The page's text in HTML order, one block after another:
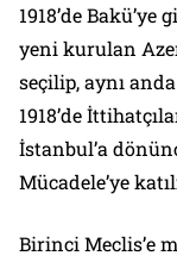
1918’de Bakü’ye
yeni kurulan
seçilip, aynı
1918’de
İstanbul’a
Mücadele’ye
Birinci Meclis’e